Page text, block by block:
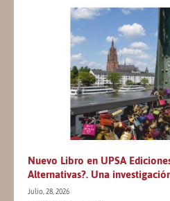
Nuevo Libro en UPSA
Alternativas?. Una
Julio, 28, 2026